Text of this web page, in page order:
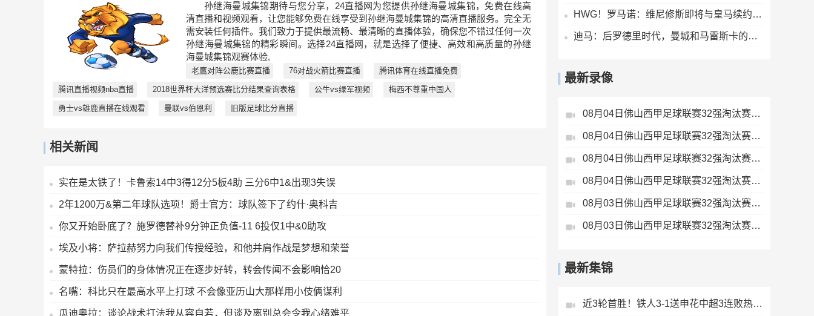
孙继海曼城集锦期待与您分享，24直播网为您提供孙继海曼城集锦，免费在线高
清直播和视频观看，让您能够免费在线享受到孙继海曼城集锦的高清直播服务。完全无
需安装任何插件。我们致力于提供最流畅、最清晰的直播体验，确保您不错过任何一次
孙继海曼城集锦的精彩瞬间。选择24直播网，就是选择了便捷、高效和高质量的孙继
海曼城集锦观赛体验,
老鷹对阵公鹿比赛直播 76对战火箭比赛直播 腾讯体育在线直播免费
腾讯直播视频nba直播 2018世界杯大洋预选赛比分结果查询表格 公牛vs绿军视频 梅西不尊重中国人
勇士vs雄鹿直播在线观看 曼联vs伯恩利 旧版足球比分直播
相关新闻
实在是太铁了！卡鲁索14中3得12分5板4助 三分6中1&出现3失误
2年1200万&第二年球队选项！爵士官方：球队签下了约什·奥科吉
你又开始卧底了？施罗德替补9分钟正负值-11 6投仅1中&0助攻
埃及小将：萨拉赫努力向我们传授经验，和他并肩作战是梦想和荣誉
蒙特拉：伤员们的身体情况正在逐步好转，转会传闻不会影响恰20
名嘴：科比只在最高水平上打球 不会像亚历山大那样用小伎俩谋利
瓜迪奥拉：谈论战术打法我从容自若，但谈及离别总会令我心绪难平
HWG！罗马诺：维尼修斯即将与皇马续约，签下为期6年的全新合同
迪马：后罗德里时代，曼城和马雷斯卡的中场梦想人选已确定为恩佐
最新录像
08月04日佛山西甲足球联赛32强淘汰赛贪玩游戏VS美的薪火全场录像
08月04日佛山西甲足球联赛32强淘汰赛肇庆恒骏成VS三七互娱全场录像
08月04日佛山西甲足球联赛32强淘汰赛广东西南建设VS香港圣徒全场录像
08月04日佛山西甲足球联赛32强淘汰赛藝品高國際VS湛江狂狼·粵辉能源全场录像
08月03日佛山西甲足球联赛32强淘汰赛广东客家青年VS广州英华思力U17全场录像
08月03日佛山西甲足球联赛32强淘汰赛广州蜀地红VS广州戴拿模全场录像
最新集锦
近3轮首胜！铁人3-1送申花中超3连败热菲尼奥双响邦本宜裕传射